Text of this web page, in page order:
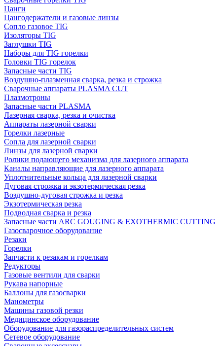
Цанги
Цангодержатели и газовые линзы
Сопло газовое TIG
Изоляторы TIG
Заглушки TIG
Наборы для TIG горелки
Головки TIG горелок
Запасные части TIG
Воздушно-плазменная сварка, резка и строжка
Сварочные аппараты PLASMA CUT
Плазмотроны
Запасные части PLASMA
Лазерная сварка, резка и очистка
Аппараты лазерной сварки
Горелки лазерные
Сопла для лазерной сварки
Линзы для лазерной сварки
Ролики подающего механизма для лазерного аппарата
Каналы направляющие для лазерного аппарата
Уплотнительные кольца для лазерной сварки
Дуговая строжка и экзотермическая резка
Воздушно-дуговая строжка и резка
Экзотермическая резка
Подводная сварка и резка
Запасные части ARC GOUGING & EXOTHERMIC CUTTING
Газосварочное оборудование
Резаки
Горелки
Запчасти к резакам и горелкам
Редукторы
Газовые вентили для сварки
Рукава напорные
Баллоны для газосварки
Манометры
Машины газовой резки
Медицинское оборудование
Оборудование для газораспределительных систем
Сетевое оборудование